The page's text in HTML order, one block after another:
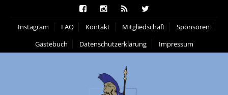
Instagram FAQ Kontakt Mitgliedschaft
Sponsoren
Gästebuch
Datenschutzerklärung Impressum